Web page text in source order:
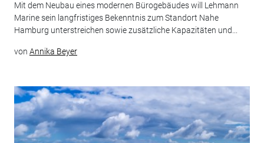
Mit dem Neubau eines modernen Bürogebäudes will Lehmann
Marine sein langfristiges Bekenntnis zum Standort Nahe
Hamburg unterstreichen sowie zusätzliche Kapazitäten und...
von Annika Beyer